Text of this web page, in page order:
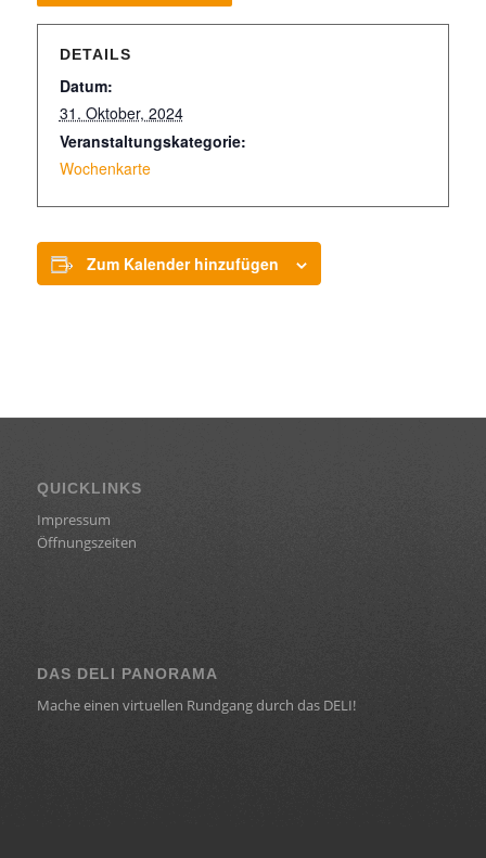
DETAILS
Datum:
31. Oktober, 2024
Veranstaltungskategorie:
Wochenkarte
Zum Kalender hinzufügen
QUICKLINKS
Impressum
Öffnungszeiten
DAS DELI PANORAMA
Mache einen virtuellen Rundgang durch das DELI!